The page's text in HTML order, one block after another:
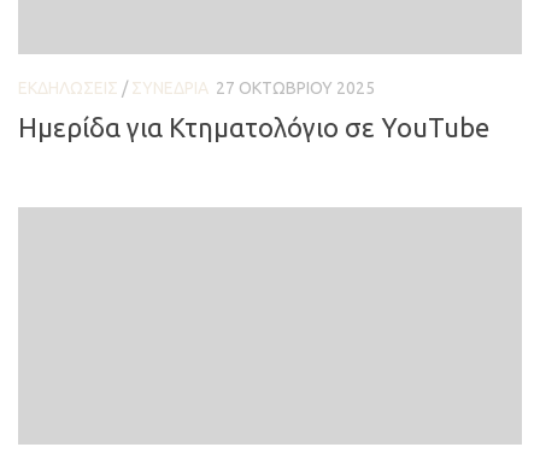
ΕΚΔΗΛΏΣΕΙΣ /ΣΥΝΈΔΡΙΑ 27 ΟΚΤΩΒΡΊΟΥ 2025
Ημερίδα για Κτηματολόγιο σε YouTube